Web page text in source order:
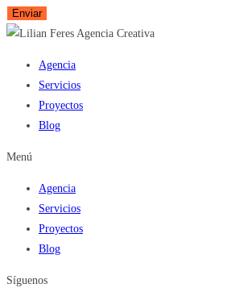
Enviar
Agencia
Servicios
Proyectos
Blog
Menú
Agencia
Servicios
Proyectos
Blog
Síguenos